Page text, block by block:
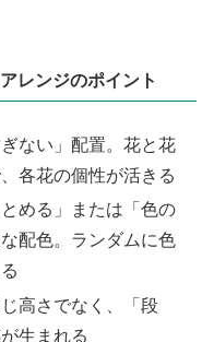
レンジのポイント
ぎない」配置。花と花
各花の個性が活きる
とめる」または「色の
配色。ランダムに色
高さでなく、「段
生まれる